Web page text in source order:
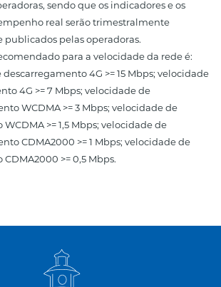
sendo que os indicadores e os
real serão trimestralmente
publicados pelas operadoras.
para a velocidade da rede é:
4G >= 15 Mbps; velocidade
4G >= 7 Mbps; velocidade de
WCDMA >= 3 Mbps; velocidade de
>= 1,5 Mbps; velocidade de
CDMA2000 >= 1 Mbps; velocidade de
>= 0,5 Mbps.